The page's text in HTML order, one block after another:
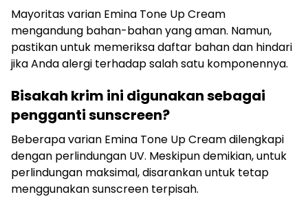
Mayoritas varian Emina Tone Up Cream
mengandung bahan-bahan yang aman. Namun,
pastikan untuk memeriksa daftar bahan dan hindari
jika Anda alergi terhadap salah satu komponennya.
Bisakah krim ini digunakan sebagai
pengganti sunscreen?
Beberapa varian Emina Tone Up Cream dilengkapi
dengan perlindungan UV. Meskipun demikian, untuk
perlindungan maksimal, disarankan untuk tetap
menggunakan sunscreen terpisah.